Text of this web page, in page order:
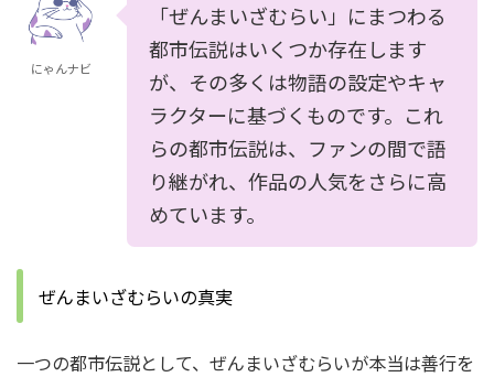
にゃんナビ
「ぜんまいざむらい」にまつわる
都市伝説はいくつか存在します
が、その多くは物語の設定やキャ
ラクターに基づくものです。これ
らの都市伝説は、ファンの間で語
り継がれ、作品の人気をさらに高
めています。
ぜんまいざむらいの真実
一つの都市伝説として、ぜんまいざむらいが本当は善行を